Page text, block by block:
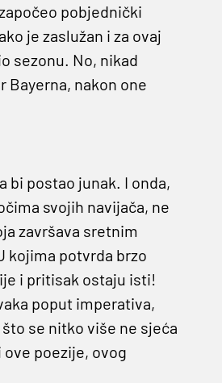
pobjednički
je zaslužan i za ovaj
sezonu. No, nikad
Bayerna, nakon one
bi postao junak. I onda,
svojih navijača, ne
završava sretnim
kojima potvrda brzo
i pritisak ostaju isti!
poput imperativa,
se nitko više ne sjeća
poezije, ovog